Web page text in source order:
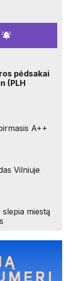
pėdsakai
(PLH
A++
Vilniuje
miestą